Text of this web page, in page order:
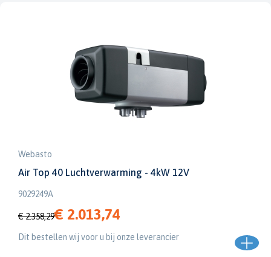
Webasto
Air Top 40 Luchtverwarming - 4kW 12V
9029249A
€ 2.358,29€ 2.013,74
Dit bestellen wij voor u bij onze leverancier